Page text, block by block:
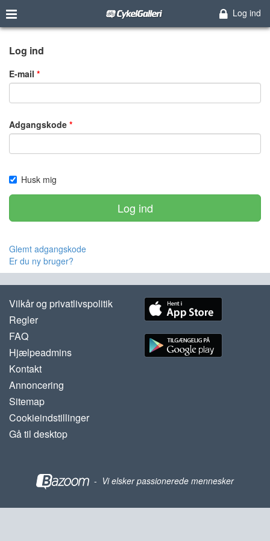
Log ind
Log ind
E-mail
Adgangskode
Husk mig
Log ind
Glemt adgangskode
Er du ny bruger?
Vilkår og privatlivspolitik
Regler
FAQ
Hjælpeadmins
Kontakt
Annoncering
Sitemap
Cookieindstillinger
Gå til desktop
- Vi elsker passionerede mennesker